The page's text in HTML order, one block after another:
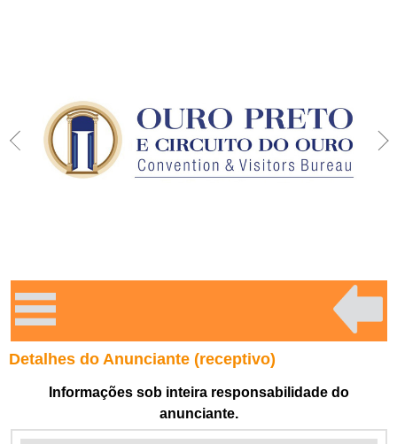
Detalhes do Anunciante (receptivo)
Informações sob inteira responsabilidade do
anunciante.